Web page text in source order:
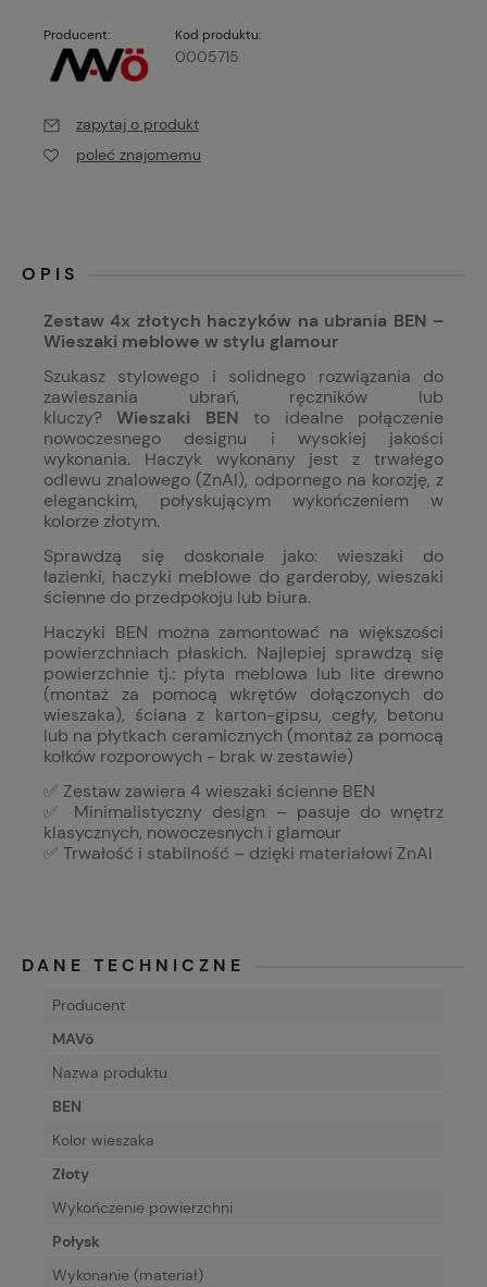
Producent: Kod produktu:
0005715
zapytaj o produkt
poleć znajomemu
OPIS
Zestaw 4x złotych haczyków na ubrania BEN –
Wieszaki meblowe w stylu glamour
Szukasz stylowego i solidnego rozwiązania do
zawieszania ubrań, ręczników lub
kluczy?Wieszaki BEN to idealne połączenie
nowoczesnego designu i wysokiej jakości
wykonania. Haczyk wykonany jest z trwałego
odlewu znalowego (ZnAl), odpornego na korozję, z
eleganckim, połyskującym wykończeniem w
kolorze złotym.
Sprawdzą się doskonale jako: wieszaki do
łazienki, haczyki meblowe do garderoby, wieszaki
ścienne do przedpokoju lub biura.
Haczyki BEN można zamontować na większości
powierzchniach płaskich. Najlepiej sprawdzą się
powierzchnie tj.: płyta meblowa lub lite drewno
(montaż za pomocą wkrętów dołączonych do
wieszaka), ściana z karton-gipsu, cegły, betonu
lub na płytkach ceramicznych (montaż za pomocą
kołków rozporowych - brak w zestawie)
✅ Zestaw zawiera 4 wieszaki ścienne BEN
✅ Minimalistyczny design – pasuje do wnętrz
klasycznych, nowoczesnych i glamour
✅ Trwałość i stabilność – dzięki materiałowi ZnAl
DANE TECHNICZNE
Producent
MAVö
Nazwa produktu
BEN
Kolor wieszaka
Złoty
Wykończenie powierzchni
Połysk
Wykonanie (materiał)